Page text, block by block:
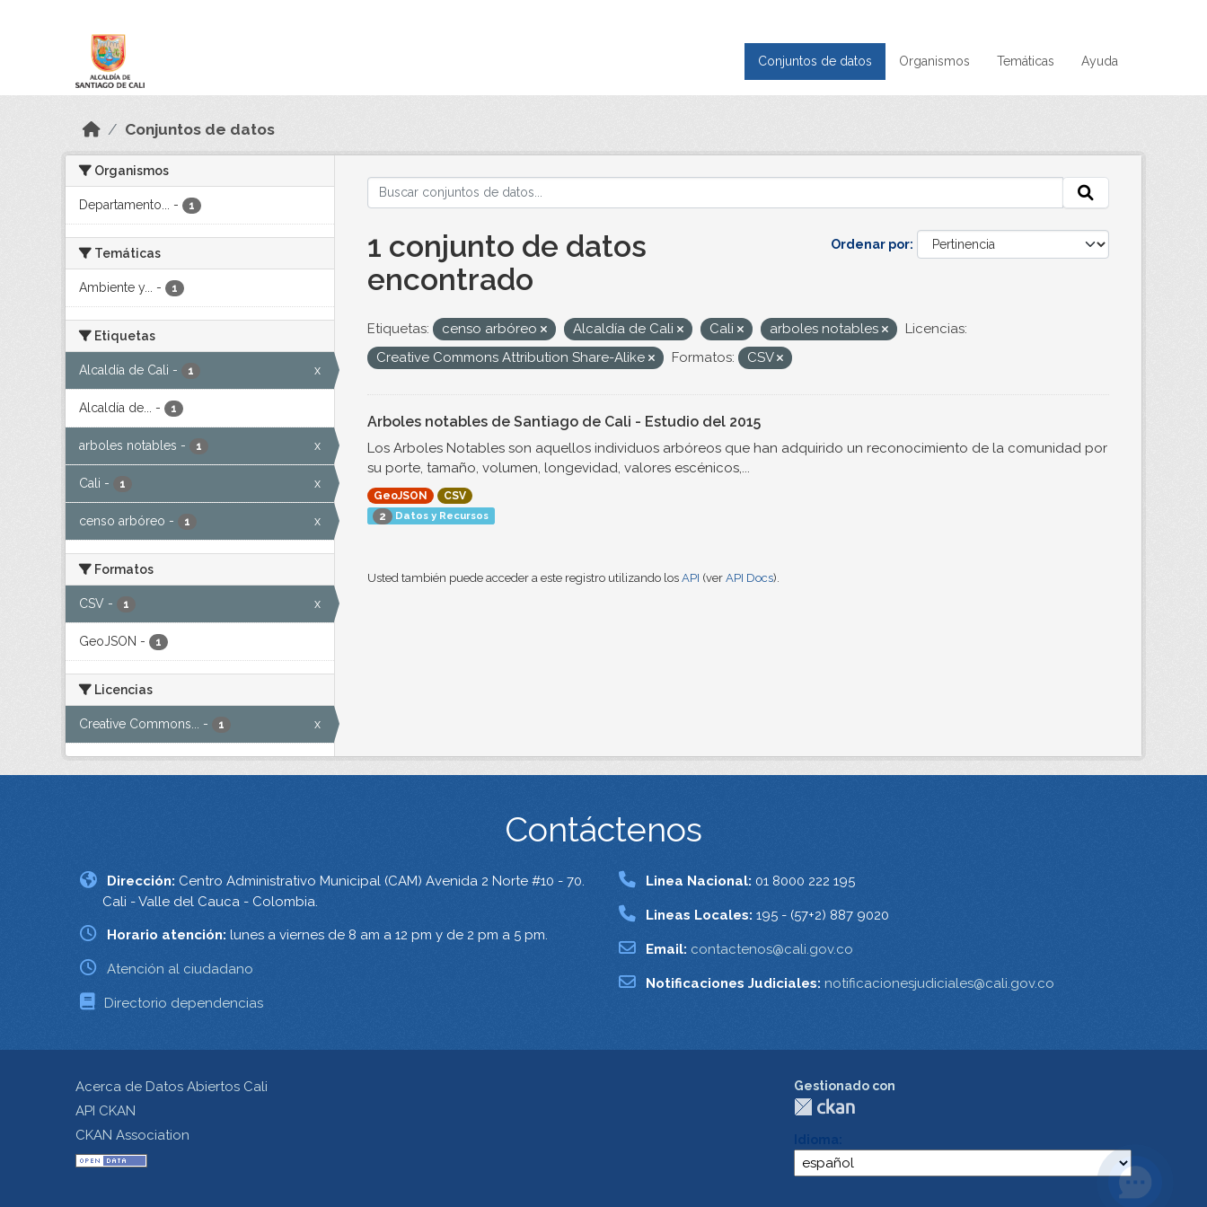
Conjuntos de datos Organismos Temáticas Ayuda
Conjuntos de datos
Organismos
Departamento... - 1
Temáticas
Ambiente y... - 1
Etiquetas
Alcaldía de Cali - 1 x
Alcaldía de... - 1
arboles notables - 1 x
Cali - 1 x
censo arbóreo - 1 x
Formatos
CSV - 1 x
GeoJSON - 1
Licencias
Creative Commons... - 1 x
Ordenar por
1 conjunto de datos
encontrado
Etiquetas: censo arbóreo Alcaldía de Cali Cali arboles notables
Licencias:
Creative Commons Attribution Share-Alike
Formatos: CSV
Arboles notables de Santiago de Cali - Estudio del 2015
Los Arboles Notables son aquellos individuos arbóreos que han adquirido un reconocimiento de la comunidad por
su porte, tamaño, volumen, longevidad, valores escénicos,...
GeoJSON
CSV
2
Datos y Recursos
Usted también puede acceder a este registro utilizando los API (ver API Docs).
Contáctenos
Dirección: Centro Administrativo Municipal (CAM) Avenida 2 Norte #10 - 70.
Cali - Valle del Cauca - Colombia.
Horario atención: lunes a viernes de 8 am a 12 pm y de 2 pm a 5 pm.
Atención al ciudadano
Directorio dependencias
Linea Nacional: 01 8000 222 195
Lineas Locales: 195 - (57+2) 887 9020
Email: contactenos@cali.gov.co
Notificaciones Judiciales: notificacionesjudiciales@cali.gov.co
Acerca de Datos Abiertos Cali
API CKAN
CKAN Association
Gestionado con